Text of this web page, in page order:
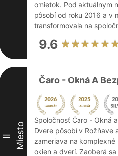
omietok. Pod aktuálnym
pôsobí od roku 2016 a v
transformovala na
9.6
II Miesto
Čaro - Okná A
Spoločnosť Čaro - Okná
Dvere pôsobí v Rožňave
zameriava na komplexné
okien a dverí. Zaoberá